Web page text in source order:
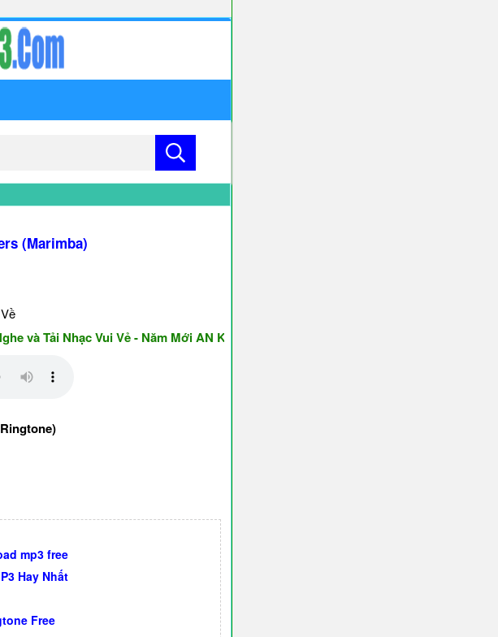
(Marimba)
Tải Nhạc Vui Vẻ - Năm Mới AN KHANG & THỊNH VƯỢNG ♥♥♥
mp3 free
Hay Nhất
Free